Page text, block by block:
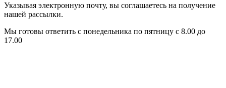
Указывая электронную почту, вы соглашаетесь на получение
нашей рассылки.
Мы готовы ответить с понедельника по пятницу с 8.00 до
17.00